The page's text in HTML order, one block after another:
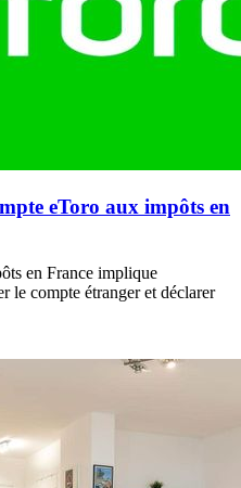
eToro aux impôts en
en France implique
le compte étranger et déclarer